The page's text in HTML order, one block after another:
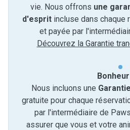
vie. Nous offrons une
d'esprit incluse dans
et payée par
Découvrez la Garantie
Bonheur
Nous incluons une
gratuite pour chaque
par l'intermédiaire de
assurer que vous et votre